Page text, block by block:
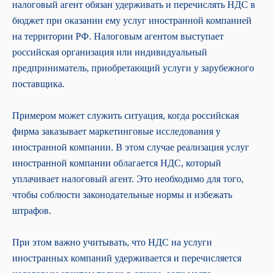
налоговый агент обязан удерживать и перечислять НДС в
бюджет при оказании ему услуг иностранной компанией
на территории РФ. Налоговым агентом выступает
российская организация или индивидуальный
предприниматель, приобретающий услуги у зарубежного
поставщика.
Примером может служить ситуация, когда российская
фирма заказывает маркетинговые исследования у
иностранной компании. В этом случае реализация услуг
иностранной компании облагается НДС, который
уплачивает налоговый агент. Это необходимо для того,
чтобы соблюсти законодательные нормы и избежать
штрафов.
При этом важно учитывать, что НДС на услуги
иностранных компаний удерживается и перечисляется